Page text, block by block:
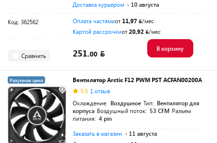
Доставка курьером - 10 августа
Код: 362562 Оплата частямиот 11,97
/мес
Картой рассрочкиот20,92 /мес
Сравнить 251.00
В корзину
Разумная цена
Вентилятор Arctic F12 PWM PST ACFAN00200A
5.0 1 отзыв
Охлаждение: Воздушное Тип: Вентилятор для
корпуса Воздушный поток: 53 CFM Разъем
питания: 4 pin
Заказать в магазин - 11 августа